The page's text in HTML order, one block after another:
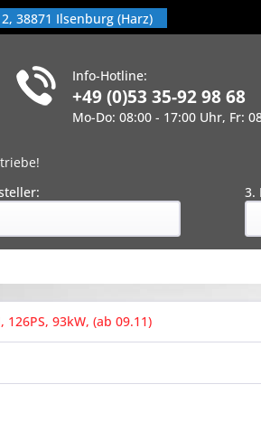
38871 Ilsenburg (Harz)
Info-Hotline:
+49 (0)53 35-92 98 68
Mo-Do: 08:00 - 17:00 Uhr, Fr:
3.
126PS, 93kW, (ab 09.11)